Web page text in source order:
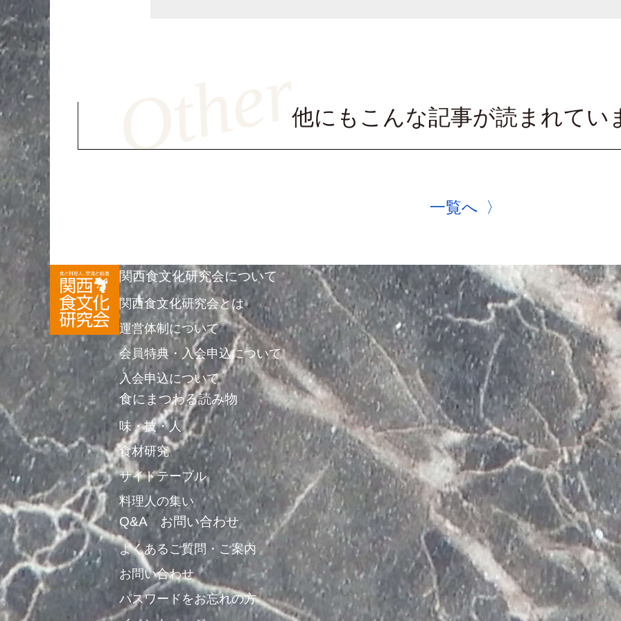
他にもこんな記事が読まれてい
一覧へ
関西食文化研究会について
関西食文化研究会とは
運営体制について
会員特典・入会申込について
入会申込について
食にまつわる読み物
味・技・人
食材研究
サイドテーブル
料理人の集い
Q&A お問い合わせ
よくあるご質問・ご案内
お問い合わせ
パスワードをお忘れの方